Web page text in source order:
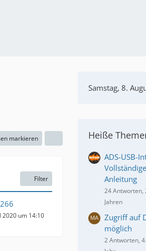
markieren
Filter
2020 um 14:10
Samstag, 8.
Heiße
ADS-USB-
Anleitung
24 Antworten,
Jahren
Zugriff auf
möglich
2 Antworten,